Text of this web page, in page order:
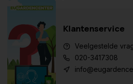
Klantenservice
Veelgestelde
020-3417308